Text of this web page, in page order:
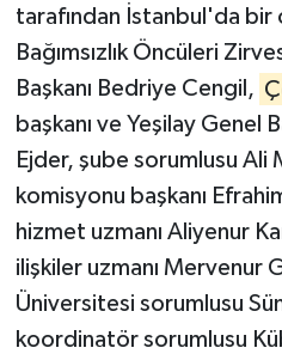
tarafından İstanbul'da
Bağımsızlık Öncüleri
Başkanı Bedriye Cengil,
başkanı ve Yeşilay Genel
Ejder, şube sorumlusu Ali
komisyonu başkanı
hizmet uzmanı Aliyenur
ilişkiler uzmanı Mervenur
Üniversitesi sorumlusu
koordinatör sorumlusu
Uğurludağ
Sağlık